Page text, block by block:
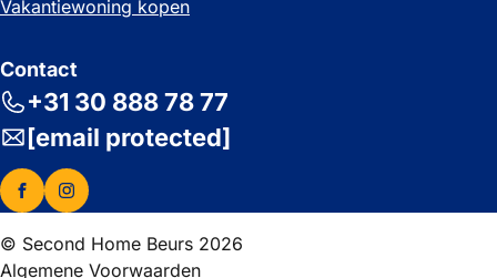
Vakantiewoning kopen
Contact
+31 30 888 78 77
[email protected]
© Second Home Beurs 2026
Algemene Voorwaarden